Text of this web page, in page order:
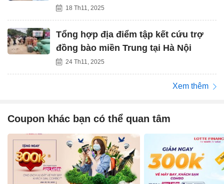
18 Th11, 2025
Tổng hợp địa điểm tập kết cứu trợ
đồng bào miền Trung tại Hà Nội
24 Th11, 2025
Xem thêm
Coupon khác bạn có thể quan tâm